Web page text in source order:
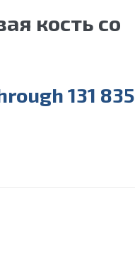
кость со
131 835